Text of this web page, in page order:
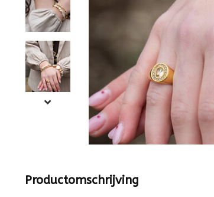
Productomschrijving